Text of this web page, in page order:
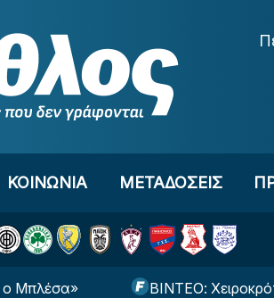
ΚΟΙΝΩΝΙΑ ΜΕΤΑΔΟΣΕΙΣ
ΒΙΝΤΕΟ: Χειροκρότημα από